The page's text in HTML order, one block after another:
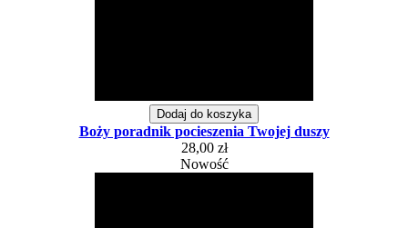
Dodaj do koszyka
Boży poradnik pocieszenia Twojej duszy
28,00 zł
Nowość